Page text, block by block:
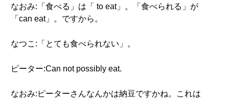
なおみ:「食べる」は「 to eat」。「食べられる」が
「can eat」。ですから。
なつこ:「とても食べられない」。
ピーター:Can not possibly eat.
なおみ:ピーターさんなんかは納豆ですかね。これは